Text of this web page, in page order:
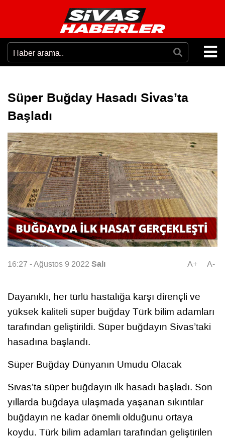
Süper Buğday Hasadı Sivas’ta
Başladı
16:27 - Ağustos 9 2022 Salı A+ A-
Dayanıklı, her türlü hastalığa karşı dirençli ve
yüksek kaliteli süper buğday Türk bilim adamları
tarafından geliştirildi. Süper buğdayın Sivas’taki
hasadına başlandı.
Süper Buğday Dünyanın Umudu Olacak
Sivas’ta süper buğdayın ilk hasadı başladı. Son
yıllarda buğdaya ulaşmada yaşanan sıkıntılar
buğdayın ne kadar önemli olduğunu ortaya
koydu. Türk bilim adamları tarafından geliştirilen